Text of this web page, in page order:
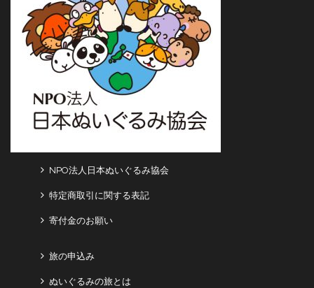
NPO法人日本ぬいぐるみ協会
特定商取引に関する表記
寄付金のお願い
旅の申込み
ぬいぐるみの旅とは